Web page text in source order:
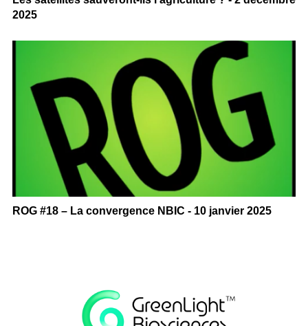
2025
ROG #18 – La convergence NBIC - 10 janvier 2025